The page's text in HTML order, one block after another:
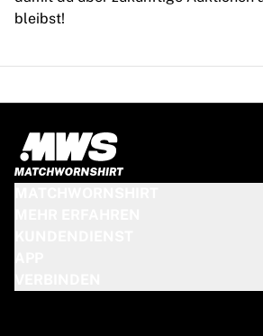
View all NBA
Top European Teams
Fenerbahçe Basketball
Guerri Napoli
Other Sports
Cycling
Team Jayco AlUla
bleibst!